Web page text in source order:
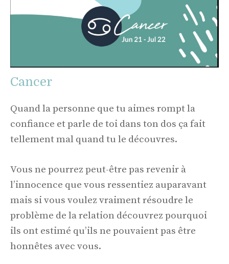
Cancer
Quand la personne que tu aimes rompt la
confiance et parle de toi dans ton dos ça fait
tellement mal quand tu le découvres.
Vous ne pourrez peut-être pas revenir à
l’innocence que vous ressentiez auparavant
mais si vous voulez vraiment résoudre le
problème de la relation découvrez pourquoi
ils ont estimé qu’ils ne pouvaient pas être
honnêtes avec vous.